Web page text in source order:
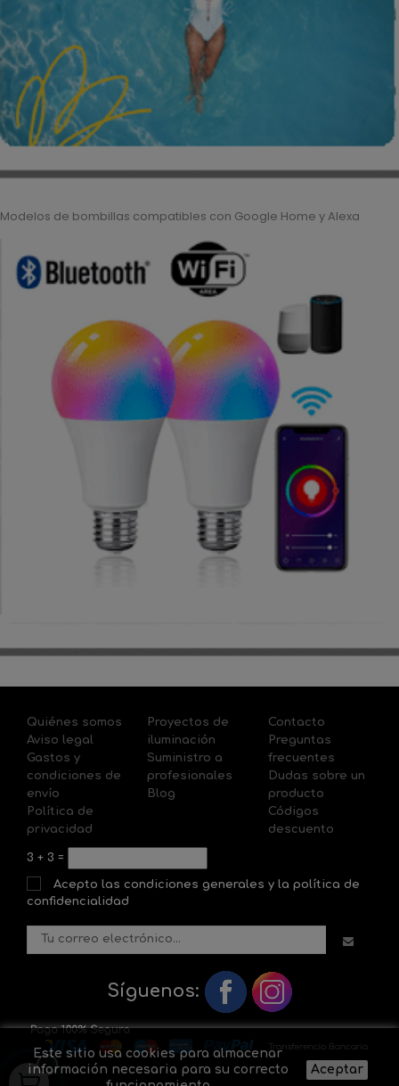
Modelos de bombillas compatibles con Google Home y Alexa
Quiénes somos
Aviso legal
Gastos y
condiciones de
envío
Política de
privacidad
Proyectos de
iluminación
Suministro a
profesionales
Blog
Contacto
Preguntas
frecuentes
Dudas sobre un
producto
Códigos
descuento
3 + 3 =
Acepto las condiciones generales y la política de
confidencialidad
Síguenos:
Este sitio usa cookies para almacenar
información necesaria para su correcto
Aceptar